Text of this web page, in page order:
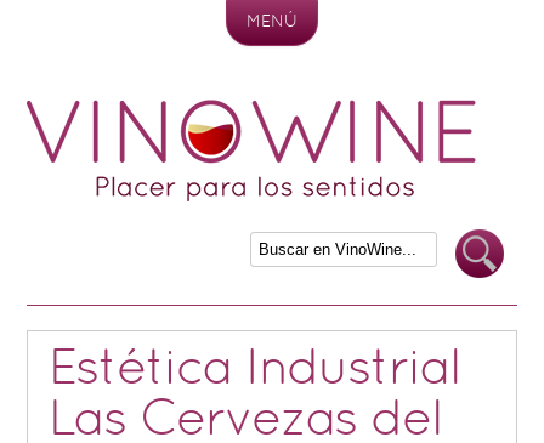
MENÚ
Estética Industrial
Las Cervezas del